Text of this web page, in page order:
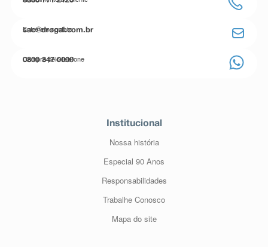
Entre em contato
sac@drogal.com.br
Compre pelo telefone
0800 347 0000
Institucional
Nossa história
Especial 90 Anos
Responsabilidades
Trabalhe Conosco
Mapa do site